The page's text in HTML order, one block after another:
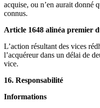
acquise, ou n’en aurait donné
connus.
Article 1648 alinéa premier
L’action résultant des vices
l’acquéreur dans un délai de
vice.
16. Responsabilité
Informations